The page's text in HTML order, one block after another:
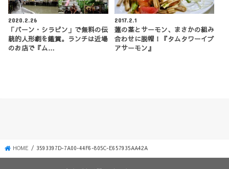
2020.2.26
「バーン・シラピン」で無料の伝
統的人形劇を鑑賞。ランチは近場
のお店で『ム…
2017.2.1
蓮の茎とサーモン、まさかの組み
合わせに脱帽！『タムタワーイブ
アサーモン』
HOME 3593397D-7A00-44F6-805C-E657935AA42A